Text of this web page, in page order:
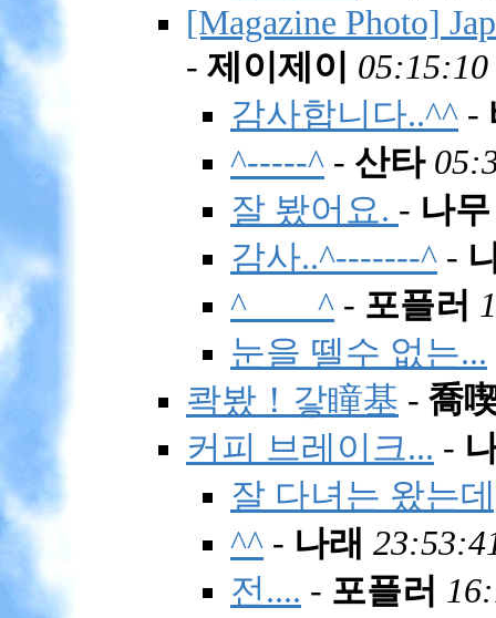
[Magazine Photo]
- 제이제이
감사합니다..^^ -
^-----^ - 산타
잘 봤어요. - 나무
감사..^-------^ -
^____^ - 포플러
눈을 뗄수 없는...
콱봤！갛瞳基 - 喬
커피 브레이크... -
잘 다녀는 왔는
^^ - 나래
전.... - 포플러